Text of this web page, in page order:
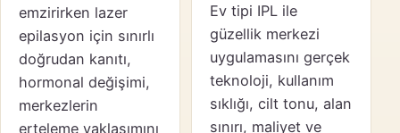
emzirirken lazer
epilasyon için sınırlı
doğrudan kanıtı,
hormonal değişimi,
merkezlerin
erteleme yaklaşımını
Ev tipi IPL ile
güzellik merkezi
uygulamasını gerçek
teknoloji, kullanım
sıklığı, cilt tonu, alan
sınırı, maliyet ve